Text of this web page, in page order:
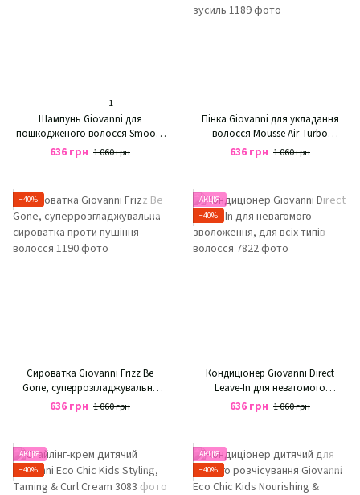
1
Шампунь Giovanni для
пошкодженого волосся Smooth
as Silk Deep Moisture
636 грн 1 060 грн
Пінка Giovanni для укладання
волосся Mousse Air Turbo
Charged , додає об’єму, текстури
та повноти без зусиль
636 грн 1 060 грн
−40%
Сироватка Giovanni Frizz Be
Gone, суперрозгладжувальна
сироватка проти пушіння
волосся
636 грн 1 060 грн
АКЦІЯ
−40%
Кондиціонер Giovanni Direct
Leave-In для невагомого
зволоження, для всіх типів
волосся
636 грн 1 060 грн
АКЦІЯ
−40%
АКЦІЯ
−40%